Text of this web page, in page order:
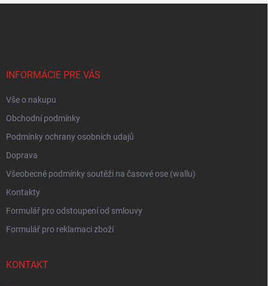
INFORMÁCIE PRE VÁS
Vše o nakupu
Obchodní podmínky
Podmínky ochrany osobních udajů
Doprava
Všeobecné podmínky soutěži na časové ose (wallu)
Kontakty
Formulář pro odstoupení od smlouvy
Formulář pro reklamaci zboží
KONTAKT